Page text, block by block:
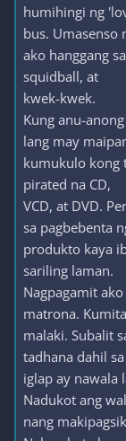
humihingi ng
bus. Umasenso
ako hanggang
squidball, at
kwek-kwek.
Kung anu-
lang may
kumukulo kong
pirated na CD,
VCD, at DVD.
sa pagbebenta
produkto kaya
sariling laman.
Nagpagamit
matrona.
malaki. Subalit
tadhana dahil
iglap ay nawala
Nadukot ang
nang